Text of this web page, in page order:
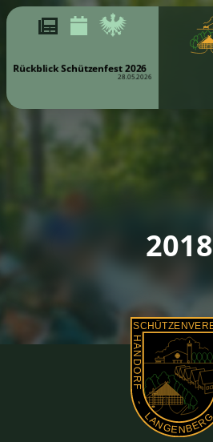
Rückblick Schützenfest 2026
28.05.2026
2018